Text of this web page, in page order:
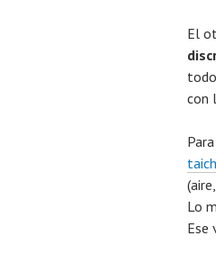
El
con
Lo
Ese